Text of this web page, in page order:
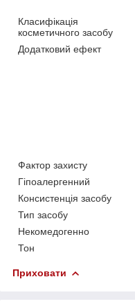
Класифікація
косметичного засобу
Додатковий ефект
Фактор захисту
Гіпоалергенний
Консистенція засобу
Тип засобу
Некомедогенно
Тон
Приховати